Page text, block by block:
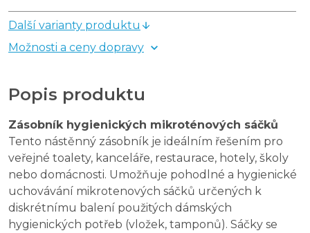
Další varianty produktu
Možnosti a ceny dopravy
Popis produktu
Zásobník hygienických mikroténových sáčků
Tento nástěnný zásobník je ideálním řešením pro
veřejné toalety, kanceláře, restaurace, hotely, školy
nebo domácnosti. Umožňuje pohodlné a hygienické
uchovávání mikrotenových sáčků určených k
diskrétnímu balení použitých dámských
hygienických potřeb (vložek, tamponů). Sáčky se